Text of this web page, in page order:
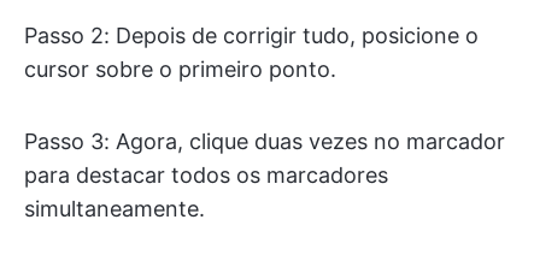
Passo 2: Depois de corrigir tudo, posicione o
cursor sobre o primeiro ponto.
Passo 3: Agora, clique duas vezes no marcador
para destacar todos os marcadores
simultaneamente.